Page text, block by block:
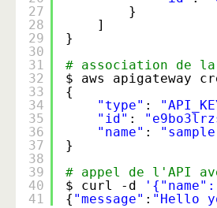
27
28
29
30
31
32
33
34
35
36
37
38
39
40
41
}
]
}
# association de
$ aws apigateway
{
"type" :
"id" :
"name" :
}
# appel de l'API
$ curl -d
{ "message" : "Hello